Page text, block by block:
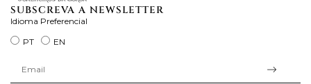
SUBSCREVA A NEWSLETTER
Idioma Preferencial
PT
EN